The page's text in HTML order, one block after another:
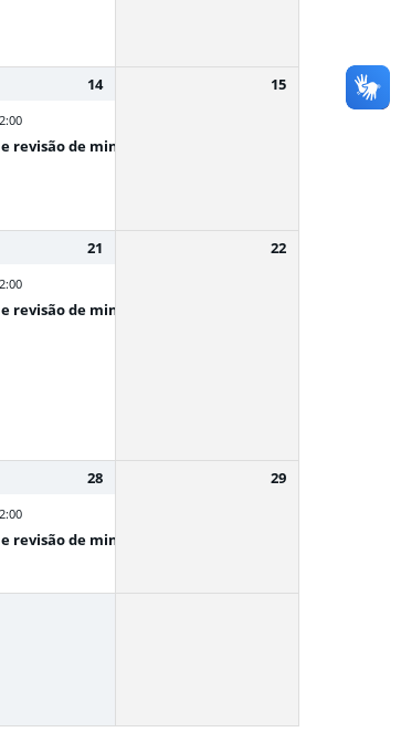
14
revisão de minutas
15
21
revisão de minutas
22
de Comércio de Emissões (SBCE)
28
revisão de minutas
29